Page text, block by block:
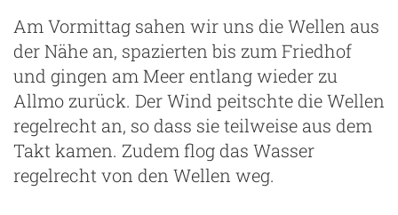
Am Vormittag sahen wir uns die Wellen aus
der Nähe an, spazierten bis zum Friedhof
und gingen am Meer entlang wieder zu
Allmo zurück. Der Wind peitschte die Wellen
regelrecht an, so dass sie teilweise aus dem
Takt kamen. Zudem flog das Wasser
regelrecht von den Wellen weg.